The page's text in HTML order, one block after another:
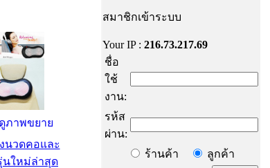
ดูภาพขยาย
นวดคอและ
นใหม่ล่าสุด
สมาชิกเข้าระบบ
Your IP : 216.73.217.69
ชื่อ
ใช้
งาน:
รห้ส
ผ่าน:
ร้านค้า
ลูกค้า